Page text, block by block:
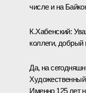
числе и на
К.Хабенский:
коллеги, добрый
Да, на
Именно 125 лет